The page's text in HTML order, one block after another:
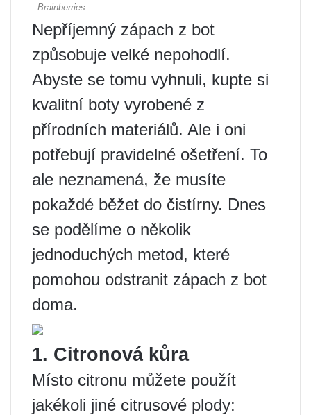
Nepříjemný zápach z bot
způsobuje velké nepohodlí.
Abyste se tomu vyhnuli, kupte si
kvalitní boty vyrobené z
přírodních materiálů. Ale i oni
potřebují pravidelné ošetření. To
ale neznamená, že musíte
pokaždé běžet do čistírny. Dnes
se podělíme o několik
jednoduchých metod, které
pomohou odstranit zápach z bot
doma.
1. Citronová kůra
Místo citronu můžete použít
jakékoli jiné citrusové plody: